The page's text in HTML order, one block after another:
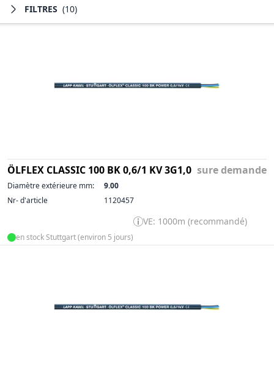
FILTRES (10)
ÖLFLEX CLASSIC 100 BK 0,6/1 KV 3G1,0 sure demande
Diamètre extérieure mm:
9.00
Nr- d'article
1120457
VE: 1000m (recommandé)
en stock Stuttgart (environ 5 jours)